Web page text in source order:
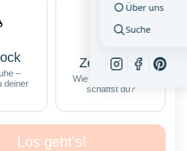
Über uns
Suche
–
deiner
⏱
Zeitrennen
Wie viele Aufgaben
schaffst du?
Los geht's!